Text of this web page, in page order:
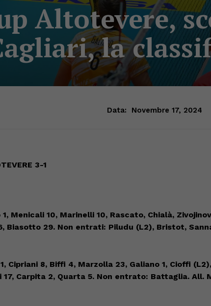
Altotevere,
la
Data: Novembre 17, 2024
VERE 3-1
1, Menicali 10, Marinelli 10, Rascato, Chialà,
Biasotto 29. Non entrati: Piludu (L2), Bristot,
Cipriani 8, Biffi 4, Marzolla 23, Galiano 1, Cioffi
17, Carpita 2, Quarta 5. Non entrato: Battaglia. All.